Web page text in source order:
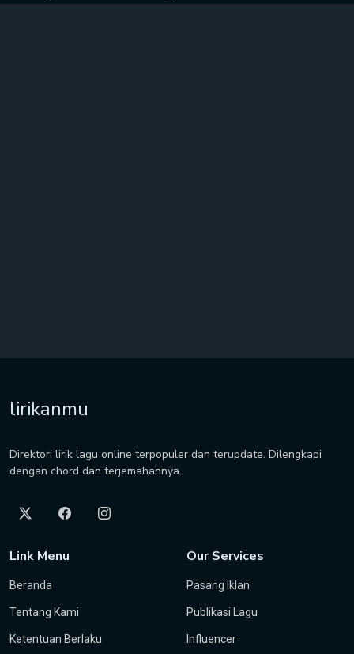
lirikanmu
Direktori lirik lagu online terpopuler dan terupdate. Dilengkapi
dengan chord dan terjemahannya.
Link Menu
Beranda
Tentang Kami
Ketentuan Berlaku
Our Services
Pasang Iklan
Publikasi Lagu
Influencer